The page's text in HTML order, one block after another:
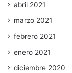
abril 2021
marzo 2021
febrero 2021
enero 2021
diciembre 2020